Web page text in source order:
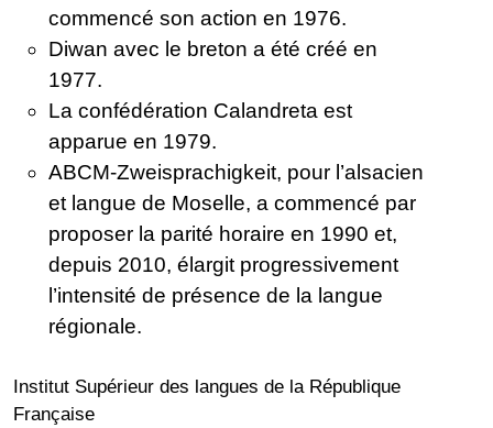
commencé son action en 1976.
Diwan avec le breton a été créé en
1977.
La confédération Calandreta est
apparue en 1979.
ABCM-Zweisprachigkeit, pour l’alsacien
et langue de Moselle, a commencé par
proposer la parité horaire en 1990 et,
depuis 2010, élargit progressivement
l’intensité de présence de la langue
régionale.
Institut Supérieur des langues de la République
Française